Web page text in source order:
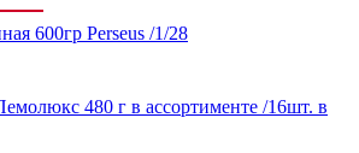
600гр Perseus /1/28
480 г в ассортименте /16шт. в